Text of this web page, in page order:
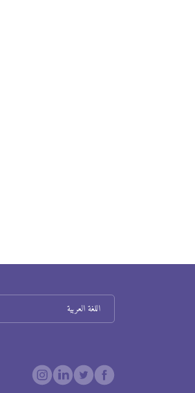
اللغة العربية